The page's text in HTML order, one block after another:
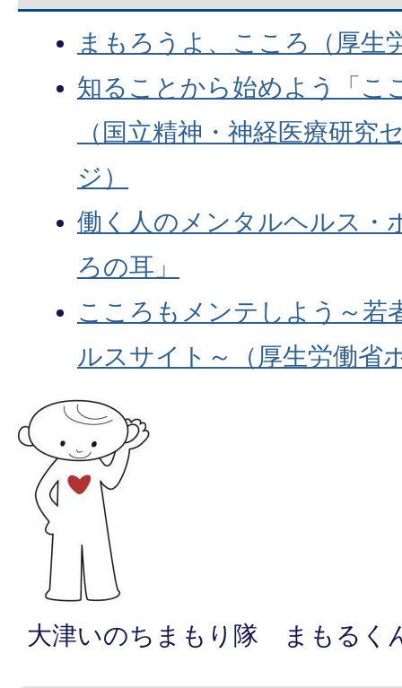
まもろうよ、こころ（厚生
知ることから始めよう「こ
（国立精神・神経医療研究
ジ）
働く人のメンタルヘルス・
ろの耳」
こころもメンテしよう～若
ルスサイト～（厚生労働省
大津いのちまもり隊 まもるく